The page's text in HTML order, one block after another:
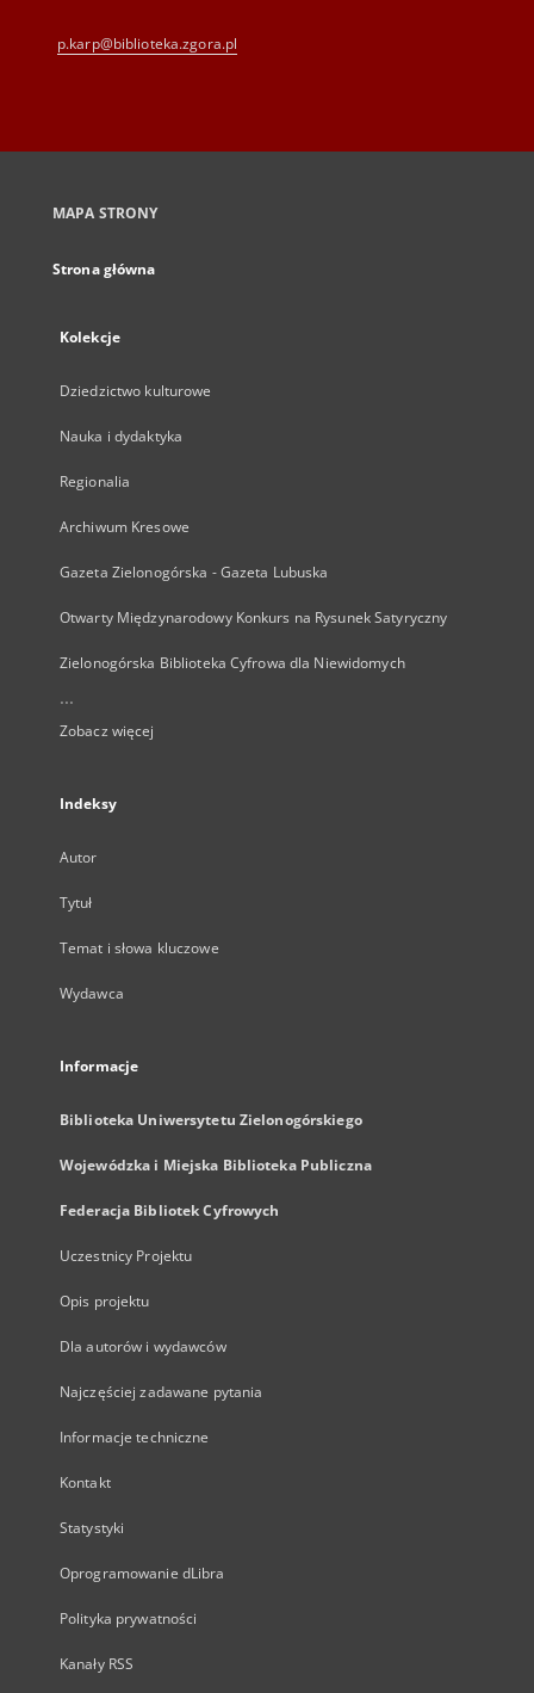
p.karp@biblioteka.zgora.pl
MAPA STRONY
Strona główna
Kolekcje
Dziedzictwo kulturowe
Nauka i dydaktyka
Regionalia
Archiwum Kresowe
Gazeta Zielonogórska - Gazeta Lubuska
Otwarty Międzynarodowy Konkurs na Rysunek Satyryczny
Zielonogórska Biblioteka Cyfrowa dla Niewidomych
...
Zobacz więcej
Indeksy
Autor
Tytuł
Temat i słowa kluczowe
Wydawca
Informacje
Biblioteka Uniwersytetu Zielonogórskiego
Wojewódzka i Miejska Biblioteka Publiczna
Federacja Bibliotek Cyfrowych
Uczestnicy Projektu
Opis projektu
Dla autorów i wydawców
Najczęściej zadawane pytania
Informacje techniczne
Kontakt
Statystyki
Oprogramowanie dLibra
Polityka prywatności
Kanały RSS